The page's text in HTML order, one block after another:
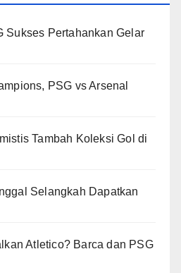
Sukses Pertahankan Gelar
PSG vs Arsenal
Tambah Koleksi Gol di
Selangkah Dapatkan
Atletico? Barca dan PSG